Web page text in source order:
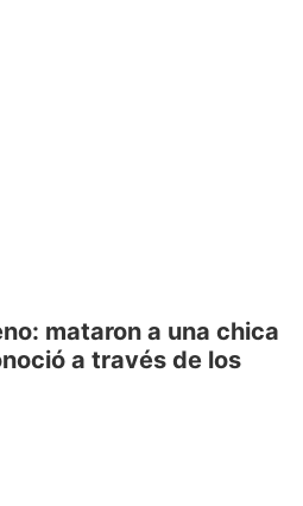
mataron a una chica
a través de los